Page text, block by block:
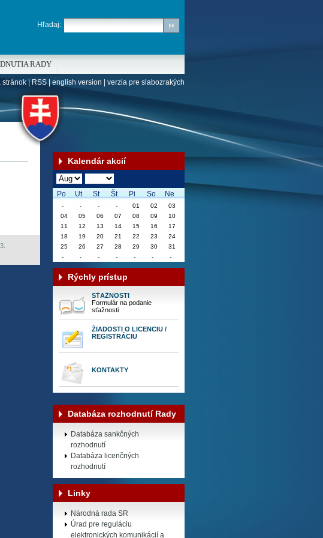
Kalendár akcií
Po Ut St Št Pi So Ne
Rýchly prístup
SŤAŽNOSTI
Formulár na podanie
sťažnosti
ŽIADOSTI O LICENCIU /
REGISTRÁCIU
KONTAKTY
Databáza rozhodnutí Rady
Databáza sankčných
rozhodnutí
Databáza licenčných
rozhodnutí
Linky
Národná rada SR
Úrad pre reguláciu
elektronických komunikácií a
Hľadaj:
RADY
stránok|RSS| english version verzia pre slabozrakých